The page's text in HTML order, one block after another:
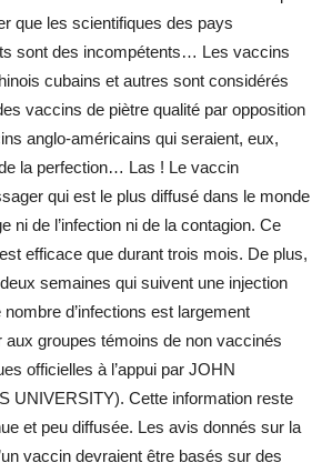
que les scientifiques des pays
sont des incompétents… Les vaccins
cubains et autres sont considérés
vaccins de piètre qualité par opposition
anglo-américains qui seraient, eux,
la perfection… Las ! Le vaccin
qui est le plus diffusé dans le monde
ni de l’infection ni de la contagion. Ce
efficace que durant trois mois. De plus,
semaines qui suivent une injection
d’infections est largement
aux groupes témoins de non vaccinés
officielles à l’appui par JOHN
UNIVERSITY). Cette information reste
et peu diffusée. Les avis donnés sur la
vaccin devraient être basés sur des